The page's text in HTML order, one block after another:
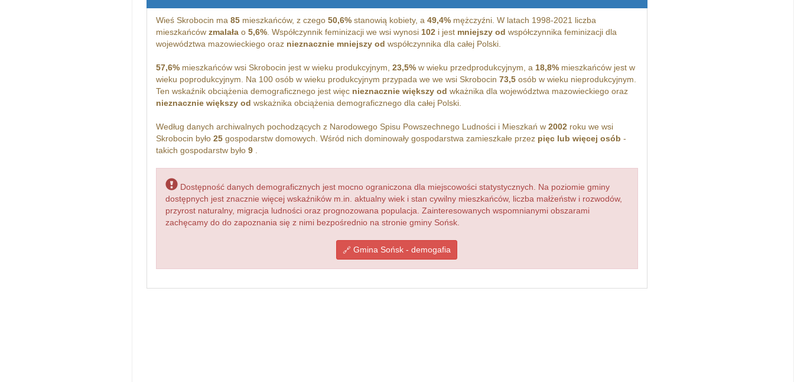
Wieś Skrobocin ma 85mieszkańców, z czego 50,6%stanowią kobiety, a 49,4%mężczyźni. W latach 1998-2021 liczba
mieszkańców zmalałao 5,6%. Współczynnik feminizacji we wsi wynosi 102i jest mniejszy od współczynnika feminizacji dla
województwa mazowieckiego oraz nieznacznie mniejszy od współczynnika dla całej Polski.
57,6%mieszkańców wsi Skrobocin jest w wieku produkcyjnym, 23,5%w wieku przedprodukcyjnym, a 18,8%mieszkańców jest w
wieku poprodukcyjnym. Na 100 osób w wieku produkcyjnym przypada we we wsi Skrobocin 73,5osób w wieku nieprodukcyjnym.
Ten wskaźnik obciążenia demograficznego jest więc nieznacznie większy od wkażnika dla województwa mazowieckiego oraz
nieznacznie większy od wskażnika obciążenia demograficznego dla całej Polski.
Według danych archiwalnych pochodzących z Narodowego Spisu Powszechnego Ludności i Mieszkań w 2002roku we wsi
Skrobocin było 25gospodarstw domowych. Wśród nich dominowały gospodarstwa zamieszkałe przez pięc lub więcej osób -
takich gospodarstw było 9.
Dostępność danych demograficznych jest mocno ograniczona dla miejscowości statystycznych. Na poziomie gminy
dostępnych jest znacznie więcej wskaźników m.in. aktualny wiek i stan cywilny mieszkańców, liczba małżeństw i rozwodów,
przyrost naturalny, migracja ludności oraz prognozowana populacja. Zainteresowanych wspomnianymi obszarami
zachęcamy do do zapoznania się z nimi bezpośrednio na stronie gminy Sońsk.
Gmina Sońsk - demogafia